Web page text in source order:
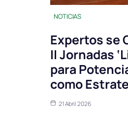
NOTICIAS
Expertos se
II Jornadas
para
como
21 Abril 2026